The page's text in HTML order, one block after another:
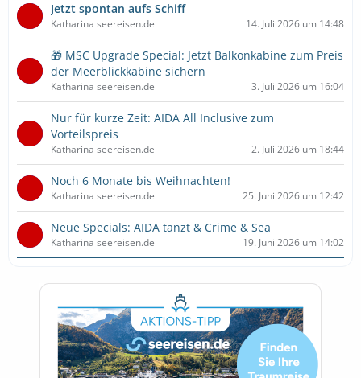
Jetzt spontan aufs Schiff
Katharina seereisen.de 14. Juli 2026 um 14:48
🎁 MSC Upgrade Special: Jetzt Balkonkabine zum Preis
der Meerblickkabine sichern
Katharina seereisen.de 3. Juli 2026 um 16:04
Nur für kurze Zeit: AIDA All Inclusive zum
Vorteilspreis
Katharina seereisen.de 2. Juli 2026 um 18:44
Noch 6 Monate bis Weihnachten!
Katharina seereisen.de 25. Juni 2026 um 12:42
Neue Specials: AIDA tanzt & Crime & Sea
Katharina seereisen.de 19. Juni 2026 um 14:02